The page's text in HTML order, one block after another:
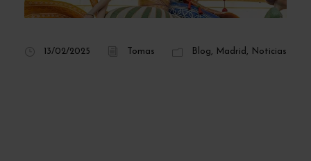
13/02/2025 Tomas Blog, Madrid , Noticias